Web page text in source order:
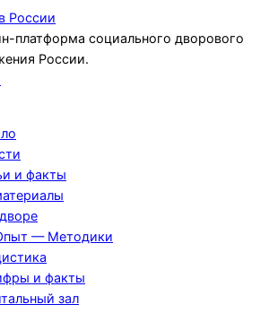
в России
платформа социального дворового
России.
и факты
— Методики
и факты
зал